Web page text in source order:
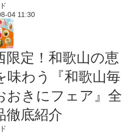
04 11:30
限定！和歌山の恵
味わう『和歌山毎
おきにフェア』全
徹底紹介